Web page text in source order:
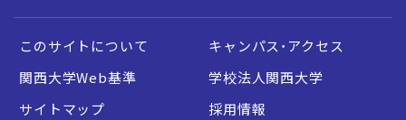
このサイトについて
キャンパス・アクセス
関西大学Web基準
学校法人関西大学
サイトマップ
採用情報